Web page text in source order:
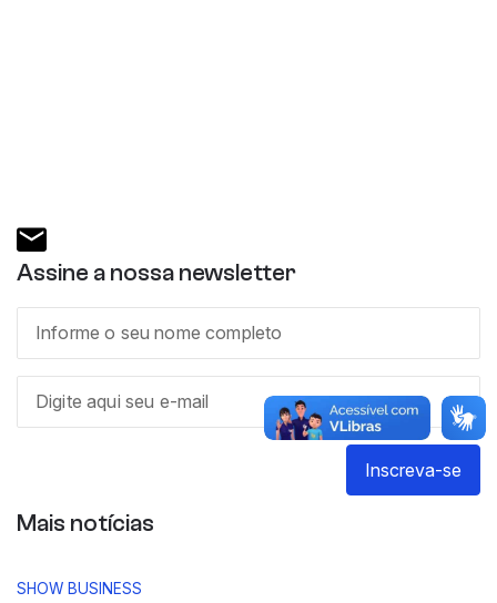
Assine a nossa newsletter
Inscreva-se
Mais notícias
SHOW BUSINESS